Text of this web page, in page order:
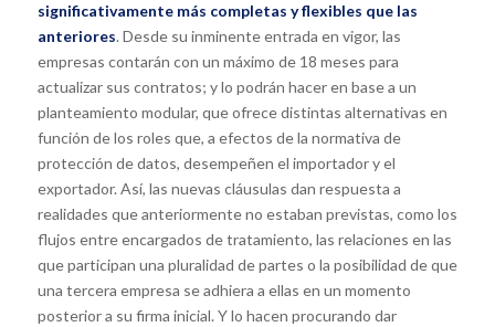
significativamente más completas y flexibles que las
anteriores. Desde su inminente entrada en vigor, las
empresas contarán con un máximo de 18 meses para
actualizar sus contratos; y lo podrán hacer en base a un
planteamiento modular, que ofrece distintas alternativas en
función de los roles que, a efectos de la normativa de
protección de datos, desempeñen el importador y el
exportador. Así, las nuevas cláusulas dan respuesta a
realidades que anteriormente no estaban previstas, como los
flujos entre encargados de tratamiento, las relaciones en las
que participan una pluralidad de partes o la posibilidad de que
una tercera empresa se adhiera a ellas en un momento
posterior a su firma inicial. Y lo hacen procurando dar